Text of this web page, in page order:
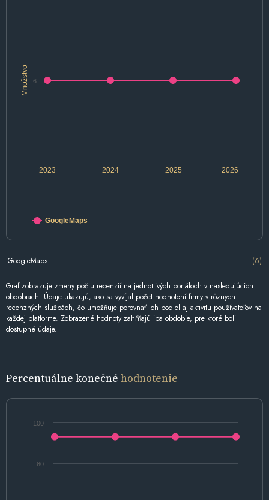
Množstvo
2024 2026
2023 2025
6
GoogleMaps
GoogleMaps (6)
Graf zobrazuje zmeny počtu recenzií na jednotlivých portáloch v nasledujúcich
obdobiach. Údaje ukazujú, ako sa vyvíjal počet hodnotení firmy v rôznych
recenzných službách, čo umožňuje porovnať ich podiel aj aktivitu používateľov na
každej platforme. Zobrazené hodnoty zahŕňajú iba obdobie, pre ktoré boli
dostupné údaje.
Percentuálne konečné hodnotenie
80
100